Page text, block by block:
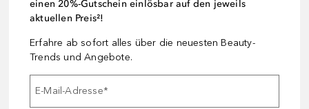
einen 20%-Gutschein einlösbar auf den jeweils
aktuellen Preis²!
Erfahre ab sofort alles über die neuesten Beauty-
Trends und Angebote.
E-Mail-Adresse*